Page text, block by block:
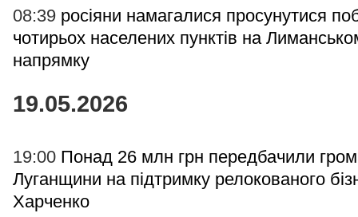
08:39 росіяни намагалися просунутися
чотирьох населених пунктів на
напрямку
19.05.2026
19:00 Понад 26 млн грн передбачили
Луганщини на підтримку релокованого
Харченко